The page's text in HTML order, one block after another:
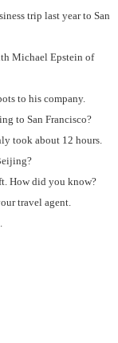
trip last year to San
Michael Epstein of
to his company.
to San Francisco?
took about 12 hours.
How did you know?
travel agent.